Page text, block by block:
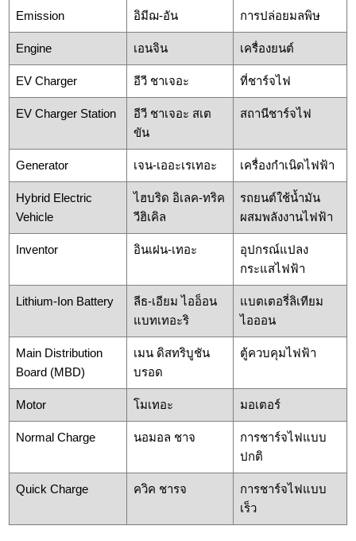
Emission อิมีฌ-อัน การปล่อยมลพิษ
Engine เอนจิน เครื่องยนต์
EV Charger อีวี ชาเจอะ ที่ชาร์จไฟ
EV Charger Station
อีวี ชาเจอะ สเต
ขัน
สถานีชาร์จไฟ
Generator เจน-เออะเรเทอะ เครื่องกำเนิดไฟฟ้า
Hybrid Electric
Vehicle
ไฮบริด อิเลค-ทริค
วีฮิเคิล
รถยนต์ใช้น้ำมัน
ผสมพลังงานไฟฟ้า
Inventor อินเฝน-เทอะ
อุปกรณ์แปลง
กระแสไฟฟ้า
Lithium-Ion Battery
ลีธ-เอียม ไออ็อน
แบทเทอะริ
แบตเตอรี่ลิเทียม
ไอออน
Main Distribution
Board (MBD)
เมน ดิสทริบูชัน
บรอด
ตู้ควบคุมไฟฟ้า
Motor โมเทอะ มอเตอร์
Normal Charge นอมอล ชาจ
การชาร์จไฟแบบ
ปกติ
Quick Charge ควิค ชารจ
การชาร์จไฟแบบ
เร็ว